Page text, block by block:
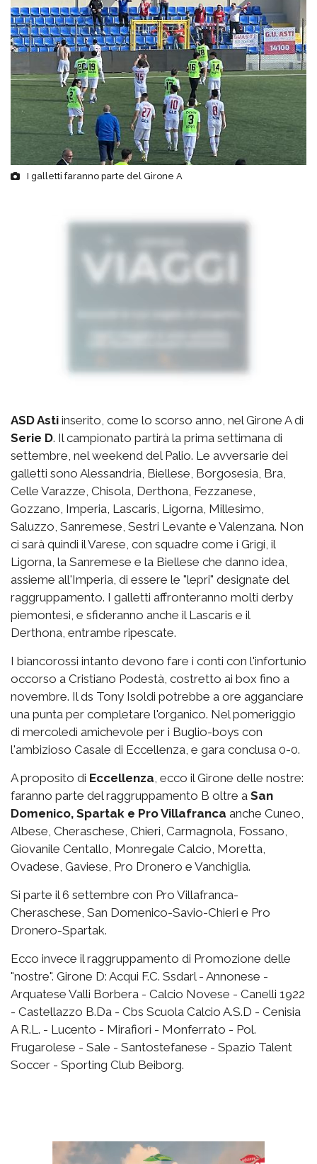
I galletti faranno parte del Girone A
ASD Asti inserito, come lo scorso anno, nel Girone A di
Serie D. Il campionato partirà la prima settimana di
settembre, nel weekend del Palio. Le avversarie dei
galletti sono Alessandria, Biellese, Borgosesia, Bra,
Celle Varazze, Chisola, Derthona, Fezzanese,
Gozzano, Imperia, Lascaris, Ligorna, Millesimo,
Saluzzo, Sanremese, Sestri Levante e Valenzana. Non
ci sarà quindi il Varese, con squadre come i Grigi, il
Ligorna, la Sanremese e la Biellese che danno idea,
assieme all'Imperia, di essere le "lepri" designate del
raggruppamento. I galletti affronteranno molti derby
piemontesi, e sfideranno anche il Lascaris e il
Derthona, entrambe ripescate.
I biancorossi intanto devono fare i conti con l'infortunio
occorso a Cristiano Podestà, costretto ai box fino a
novembre. Il ds Tony Isoldi potrebbe a ore agganciare
una punta per completare l'organico. Nel pomeriggio
di mercoledì amichevole per i Buglio-boys con
l'ambizioso Casale di Eccellenza, e gara conclusa 0-0.
A proposito di Eccellenza , ecco il Girone delle nostre:
faranno parte del raggruppamento B oltre a San
Domenico, Spartak e Pro Villafranca anche Cuneo,
Albese, Cheraschese, Chieri, Carmagnola, Fossano,
Giovanile Centallo, Monregale Calcio, Moretta,
Ovadese, Gaviese, Pro Dronero e Vanchiglia.
Si parte il 6 settembre con Pro Villafranca-
Cheraschese, San Domenico-Savio-Chieri e Pro
Dronero-Spartak.
Ecco invece il raggruppamento di Promozione delle
"nostre". Girone D: Acqui F.C. Ssdarl - Annonese -
Arquatese Valli Borbera - Calcio Novese - Canelli 1922
- Castellazzo B.Da - Cbs Scuola Calcio A.S.D - Cenisia
A R.L. - Lucento - Mirafiori - Monferrato - Pol.
Frugarolese - Sale - Santostefanese - Spazio Talent
Soccer - Sporting Club Beiborg.